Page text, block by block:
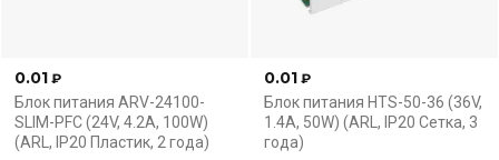
0.01 ₽
Блок питания ARV-24100-
SLIM-PFC (24V, 4.2A, 100W)
(ARL, IP20 Пластик, 2 года)
0.01 ₽
Блок питания HTS-50-36 (36V,
1.4A, 50W) (ARL, IP20 Сетка, 3
года)